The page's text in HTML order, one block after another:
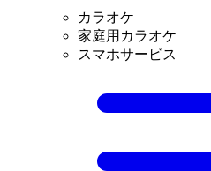
カラオケ
家庭用カラオケ
スマホサービス